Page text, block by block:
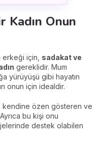
Kadın Onun
erkeği için, sadakat ve
gereklidir. Mum
yürüyüşü gibi hayatın
onun için idealdir.
kendine özen gösteren ve
bu kişi onu
destek olabilen